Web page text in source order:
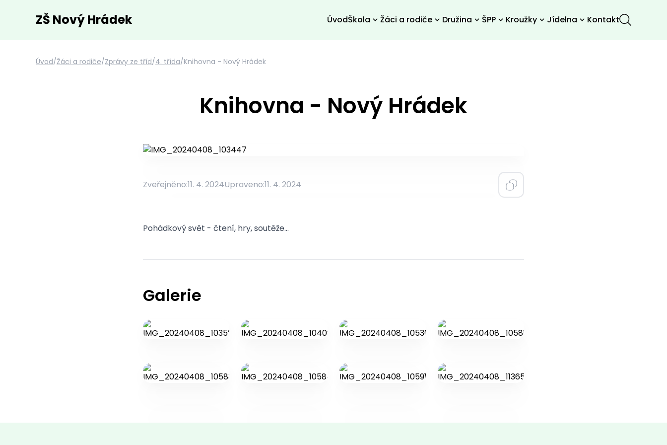
ZŠ Nový Hrádek ÚvodŠkola Žáci a rodiče Družina ŠPP Kroužky Jídelna Kontakt
Úvod/Žáci a rodiče/Zprávy ze tříd/4. třída/Knihovna - Nový Hrádek
Knihovna - Nový Hrádek
Zveřejněno:11. 4. 2024Upraveno:11. 4. 2024
Pohádkový svět - čtení, hry, soutěže…
Galerie